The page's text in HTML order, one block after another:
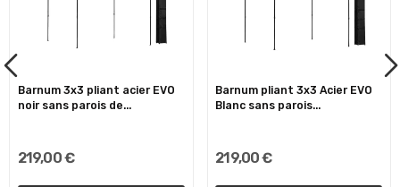
Barnum 3x3 pliant acier EVO
noir sans parois de...
219,00 €
Barnum pliant 3x3 Acier EVO
Blanc sans parois...
219,00 €